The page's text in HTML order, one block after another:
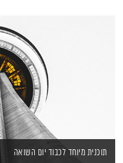
תוכנית מיוחד לכבוד יום השואה